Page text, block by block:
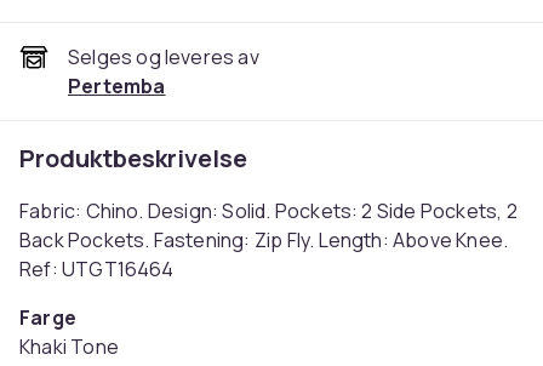
Selges og leveres av
Pertemba
Produktbeskrivelse
Fabric: Chino. Design: Solid. Pockets: 2 Side Pockets, 2
Back Pockets. Fastening: Zip Fly. Length: Above Knee.
Ref: UTGT16464
Farge
Khaki Tone